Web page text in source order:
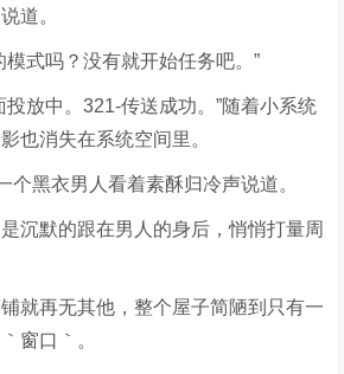
道。
模式吗？没有就开始任务吧。”
投放中。321-传送成功。”随着小系统
也消失在系统空间里。
个黑衣男人看着素酥归冷声说道。
沉默的跟在男人的身后，悄悄打量周
就再无其他，整个屋子简陋到只有一
窗口｀。